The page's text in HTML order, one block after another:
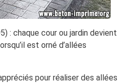
: chaque cour ou jardin devient
est orné d’allées
pour réaliser des allées